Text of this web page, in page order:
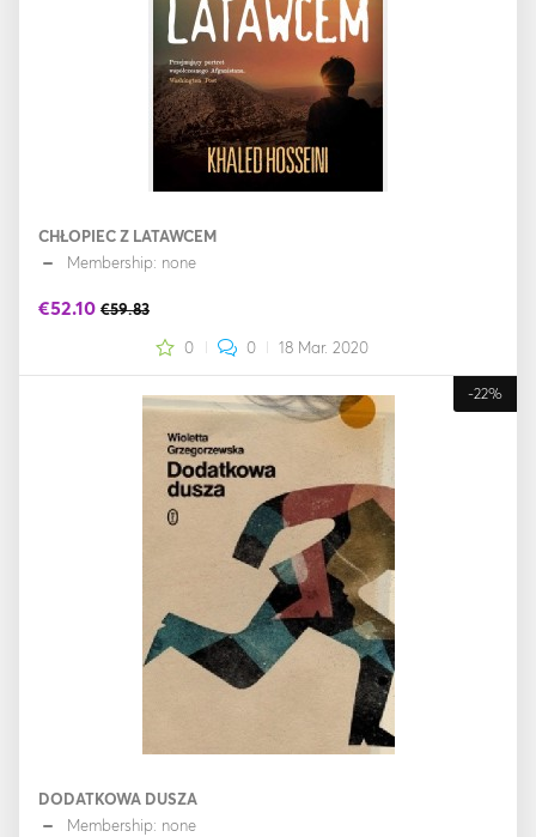
CHŁOPIEC Z LATAWCEM
Membership: none
€52.10 €59.83
0 0 18 Mar. 2020
-22%
DODATKOWA DUSZA
Membership: none